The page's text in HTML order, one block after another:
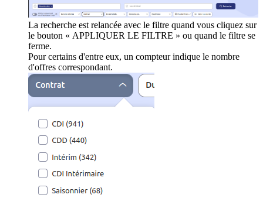
La recherche est relancée avec le filtre quand vous cliquez sur
le bouton « APPLIQUER LE FILTRE » ou quand le filtre se
ferme.
Pour certains d'entre eux, un compteur indique le nombre
d'offres correspondant.